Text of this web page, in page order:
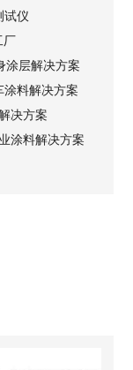
试仪
厂
涂层解决方案
涂料解决方案
决方案
涂料解决方案